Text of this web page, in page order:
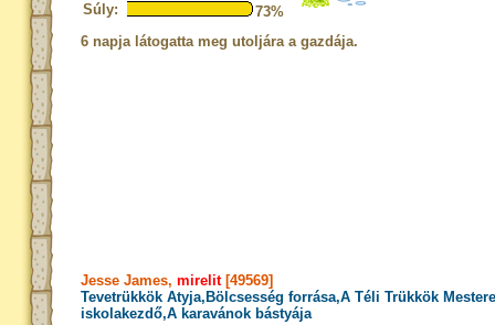
Súly:
73%
6 napja látogatta meg utoljára a gazdája.
Jesse James,mirelit[49569]
Tevetrükkök Atyja,Bölcsesség forrása,A Téli Trükkök
iskolakezdő,A karavánok bástyája